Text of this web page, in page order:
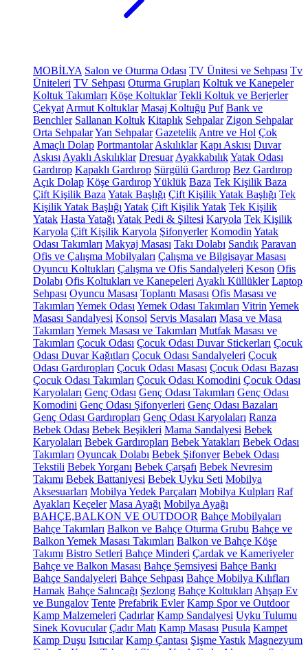
MOBİLYA Salon ve Oturma Odası TV Ünitesi ve Sehpası Tv
Üniteleri TV Sehpası Oturma Grupları Koltuk ve Kanepeler
Koltuk Takımları Köşe Koltuklar Tekli Koltuk ve Berjerler
Çekyat Armut Koltuklar Masaj Koltuğu Puf Bank ve
Benchler Sallanan Koltuk Kitaplık Sehpalar Zigon Sehpalar
Orta SehpalarYan Sehpalar Gazetelik Antre ve Hol Çok
Amaçlı Dolap Portmantolar Askılıklar Kapı Askısı Duvar
Askısı Ayaklı Askılıklar Dresuar AyakkabılıkYatak Odası
Gardırop Kapaklı Gardırop Sürgülü Gardırop Bez Gardırop
Açık Dolap Köşe GardıropYüklük Baza Tek Kişilik Baza
Çift Kişilik Baza Yatak Başlığı Çift Kişilik Yatak Başlığı Tek
Kişilik Yatak Başlığı Yatak Çift Kişilik Yatak Tek Kişilik
Yatak Hasta Yatağı Yatak Pedi & Şiltesi Karyola Tek Kişilik
Karyola Çift Kişilik Karyola Şifonyerler Komodin Yatak
Odası Takımları Makyaj Masası Takı Dolabı Sandık Paravan
Ofis ve Çalışma Mobilyaları Çalışma ve Bilgisayar Masası
Oyuncu Koltukları Çalışma ve Ofis Sandalyeleri Keson Ofis
Dolabı Ofis Koltukları ve Kanepeleri Ayaklı Küllükler Laptop
Sehpası Oyuncu Masası Toplantı Masası Ofis Masası ve
Takımları Yemek Odası Yemek Odası Takımları Vitrin Yemek
Masası Sandalyesi Konsol Servis Masaları Masa ve Masa
Takımları Yemek Masası ve Takımları Mutfak Masası ve
Takımları Çocuk Odası Çocuk Odası Duvar Stickerları Çocuk
Odası Duvar Kağıtları Çocuk Odası Sandalyeleri Çocuk
Odası Gardıropları Çocuk Odası Masası Çocuk Odası Bazası
Çocuk Odası Takımları Çocuk Odası Komodini Çocuk Odası
Karyolaları Genç Odası Genç Odası Takımları Genç Odası
Komodini Genç Odası Şifonyerleri Genç Odası Bazaları
Genç Odası Gardıropları Genç Odası Karyolaları Ranza
Bebek Odası Bebek Beşikleri Mama Sandalyesi Bebek
Karyolaları Bebek Gardıropları Bebek Yatakları Bebek Odası
Takımları Oyuncak Dolabı Bebek Şifonyer Bebek Odası
Tekstili Bebek Yorganı Bebek Çarşafı Bebek Nevresim
Takımı Bebek Battaniyesi Bebek Uyku Seti Mobilya
Aksesuarları Mobilya Yedek Parçaları Mobilya Kulpları Raf
Ayakları Keçeler Masa Ayağı Mobilya Ayağı
BAHÇE,BALKON VE OUTDOOR Bahçe Mobilyaları
Bahçe Takımları Balkon ve Bahçe Oturma Grubu Bahçe ve
Balkon Yemek Masası Takımları Balkon ve Bahçe Köşe
Takımı Bistro Setleri Bahçe Minderi Çardak ve Kameriyeler
Bahçe ve Balkon Masası Bahçe Şemsiyesi Bahçe Bankı
Bahçe Sandalyeleri Bahçe Sehpası Bahçe Mobilya Kılıfları
Hamak Bahçe Salıncağı Şezlong Bahçe Koltukları Ahşap Ev
ve Bungalov Tente Prefabrik Evler Kamp Spor ve Outdoor
Kamp Malzemeleri Çadırlar Kamp Sandalyesi Uyku Tulumu
Sinek Kovucular Çadır Matı Kamp Masası Pusula Kampet
Kamp Duşu Isıtıcılar Kamp Çantası Şişme Yastık Magnezyum